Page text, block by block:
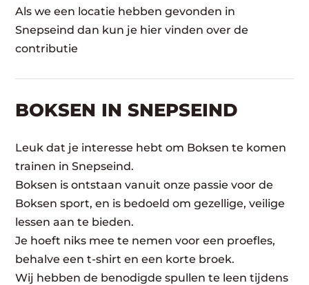
Als we een locatie hebben gevonden in
Snepseind dan kun je hier vinden over de
contributie
BOKSEN IN SNEPSEIND
Leuk dat je interesse hebt om Boksen te komen
trainen in Snepseind.
Boksen is ontstaan vanuit onze passie voor de
Boksen sport, en is bedoeld om gezellige, veilige
lessen aan te bieden.
Je hoeft niks mee te nemen voor een proefles,
behalve een t-shirt en een korte broek.
Wij hebben de benodigde spullen te leen tijdens